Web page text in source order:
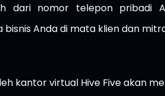
dari nomor telepon pribadi
Anda di mata klien dan
kantor virtual Hive Five akan